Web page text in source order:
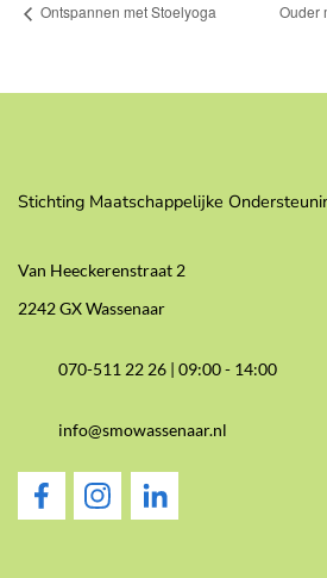
Ontspannen met Stoelyoga Ouder
Stichting Maatschappelijke
Van Heeckerenstraat 2
2242 GX Wassenaar
070-511 22 26 |09:00 - 14:00
info@smowassenaar.nl